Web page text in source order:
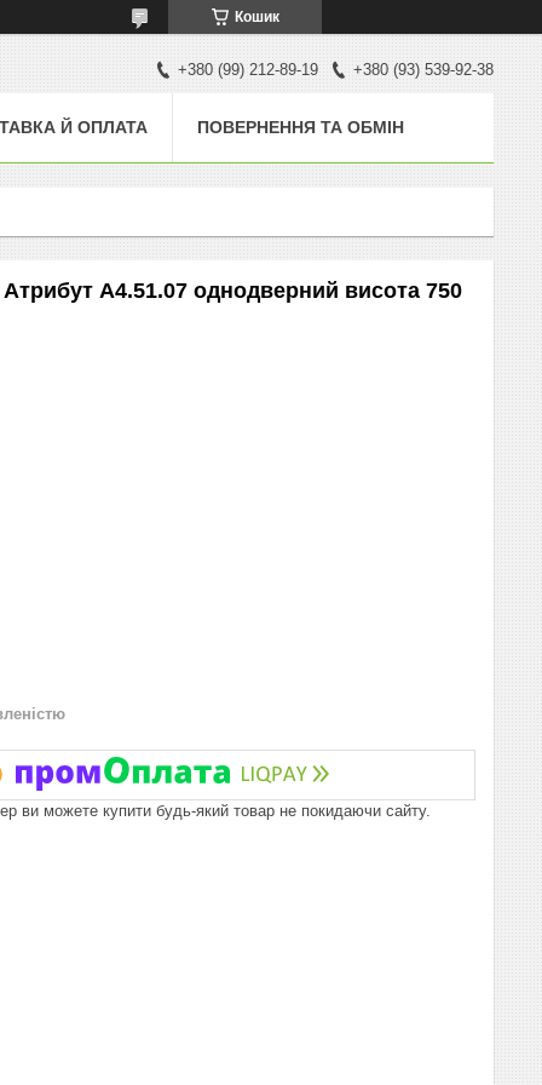
Кошик
+380 (99) 212-89-19 +380 (93) 539-92-38
Й ОПЛАТА ПОВЕРНЕННЯ ТА ОБМІН
A4.51.07 однодверний висота 750
ви можете купити будь-який товар не покидаючи сайту.